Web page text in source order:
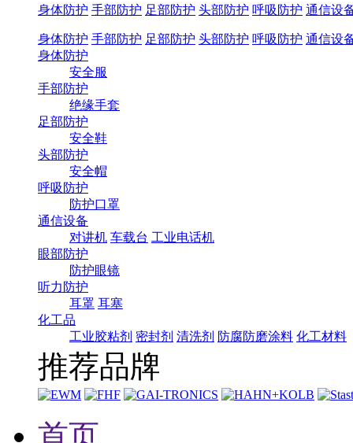
身体防护 手部防护 足部防护 头部防护 呼吸防护 通信设
身体防护 手部防护 足部防护 头部防护 呼吸防护 通信设
身体防护
安全服
手部防护
绝缘手套
足部防护
安全鞋
头部防护
安全帽
呼吸防护
防护口罩
通信设备
对讲机 车载台 工业电话机
眼部防护
防护眼镜
听力防护
耳罩 耳塞
化工品
工业胶粘剂 密封剂 清洗剂 防腐防磨涂料 化工材料
推荐品牌
首页